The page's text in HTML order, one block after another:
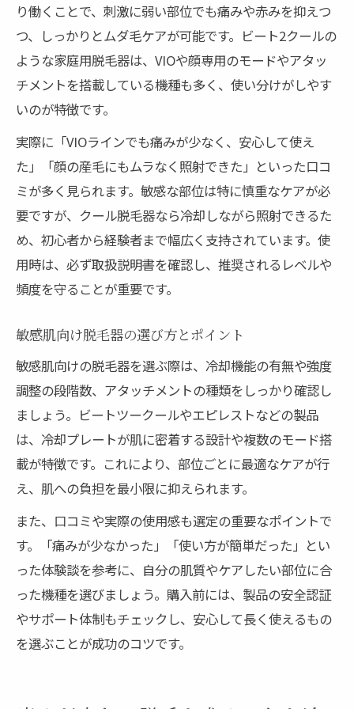
り働くことで、刺激に弱い部位でも痛みや赤みを抑えつ
つ、しっかりとムダ毛ケアが可能です。ビート2クールの
ような家庭用脱毛器は、VIOや顔専用のモードやアタッ
チメントを搭載している機種も多く、使い分けがしやす
いのが特徴です。
実際に「VIOラインでも痛みが少なく、安心して使え
た」「顔の産毛にもムラなく照射できた」といった口コ
ミが多く見られます。敏感な部位は特に慎重なケアが必
要ですが、クール脱毛器なら冷却しながら照射できるた
め、初心者から経験者まで幅広く支持されています。使
用時は、必ず取扱説明書を確認し、推奨されるレベルや
頻度を守ることが重要です。
敏感肌向け脱毛器の選び方とポイント
敏感肌向けの脱毛器を選ぶ際は、冷却機能の有無や強度
調整の段階数、アタッチメントの種類をしっかり確認し
ましょう。ビートツークールやエピレストなどの製品
は、冷却プレートが肌に密着する設計や複数のモード搭
載が特徴です。これにより、部位ごとに最適なケアが行
え、肌への負担を最小限に抑えられます。
また、口コミや実際の使用感も選定の重要なポイントで
す。「痛みが少なかった」「使い方が簡単だった」とい
った体験談を参考に、自分の肌質やケアしたい部位に合
った機種を選びましょう。購入前には、製品の安全認証
やサポート体制もチェックし、安心して長く使えるもの
を選ぶことが成功のコツです。